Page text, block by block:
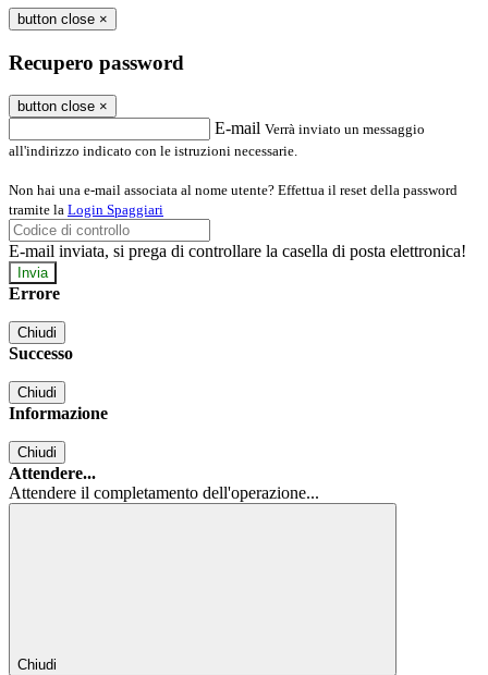
button close ×
Recupero password
button close ×
E-mail Verrà inviato un messaggio
all'indirizzo indicato con le istruzioni necessarie.
Non hai una e-mail associata al nome utente? Effettua il reset della password
tramite la Login Spaggiari
E-mail inviata, si prega di controllare la casella di posta elettronica!
Errore
Chiudi
Successo
Chiudi
Informazione
Chiudi
Attendere...
Attendere il completamento dell'operazione...
Chiudi